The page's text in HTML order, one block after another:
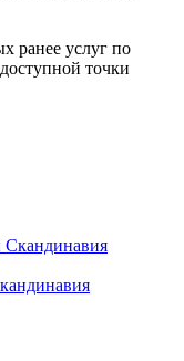
ранее услуг по
точки